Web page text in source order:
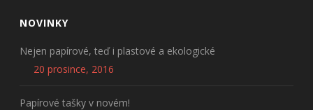
NOVINKY
Nejen papírové, teď i plastové a ekologické
20 prosince, 2016
Papírové tašky v novém!